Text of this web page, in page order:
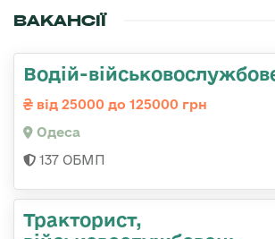
ВАКАНСІЇ
Водій-
від 25000 до 125000 грн
Одеса
137 ОБМП
Тракторист,